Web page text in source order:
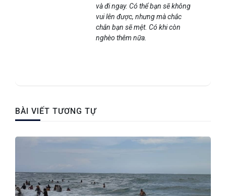
và đi ngay. Có thể bạn sẽ không
vui lên được, nhưng mà chắc
chắn bạn sẽ mệt. Có khi còn
nghèo thêm nữa.
BÀI VIẾT TƯƠNG TỰ